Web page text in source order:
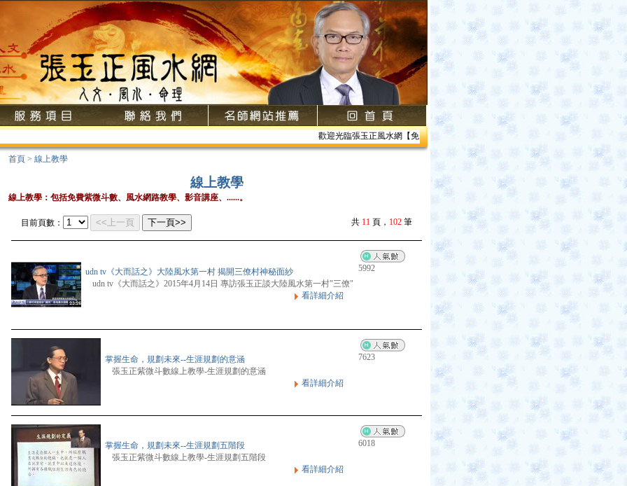
歡迎光臨張玉正風水網【免費網路線上教學】【風水館】1.居家風水2.企業風水3.
首頁 > 線上教學
線上教學
線上教學：包括免費紫微斗數、風水網路教學、影音講座、......。
目前頁數： <<上一頁 下一頁>> 共 11 頁， 102 筆
udn tv《大而話之》大陸風水第一村 揭開三僚村神秘面紗
udn tv《大而話之》2015年4月14日 專訪張玉正談大陸風水第一村"三僚"
看詳細介紹
5992
掌握生命，規劃未來--生涯規劃的意涵
張玉正紫微斗數線上教學-生涯規劃的意涵
看詳細介紹
7623
掌握生命，規劃未來--生涯規劃五階段
張玉正紫微斗數線上教學-生涯規劃五階段
看詳細介紹
6018